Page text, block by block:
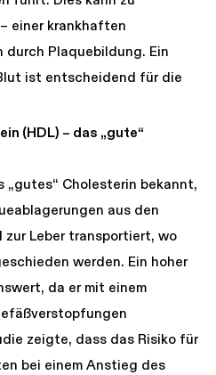
einer krankhaften
durch Plaquebildung. Ein
ist entscheidend für die
(HDL) – das „gute“
„gutes“ Cholesterin bekannt,
aus den
Leber transportiert, wo
werden. Ein hoher
da er mit einem
zeigte, dass das Risiko für
bei einem Anstieg des